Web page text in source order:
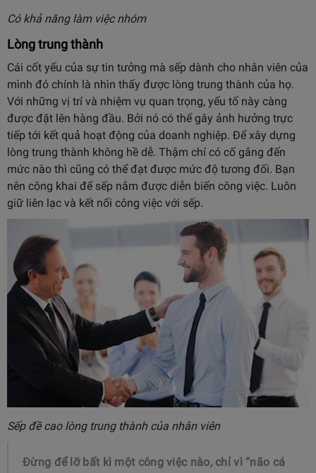
Có khả năng làm việc nhóm
Lòng trung thành
Cái cốt yếu của sự tin tưởng mà sếp dành cho nhân viên của
mình đó chính là nhìn thấy được lòng trung thành của họ.
Với những vị trí và nhiệm vụ quan trọng, yếu tố này càng
được đặt lên hàng đầu. Bởi nó có thể gây ảnh hưởng trực
tiếp tới kết quả hoạt động của doanh nghiệp. Để xây dựng
lòng trung thành không hề dễ. Thậm chí có cố gắng đến
mức nào thì cũng có thể đạt được mức độ tương đối. Bạn
nên công khai để sếp nắm được diễn biến công việc. Luôn
giữ liên lạc và kết nối công việc với sếp.
Sếp đề cao lòng trung thành của nhân viên
Đừng để lỡ bất kì một công việc nào, chỉ vì “não cá